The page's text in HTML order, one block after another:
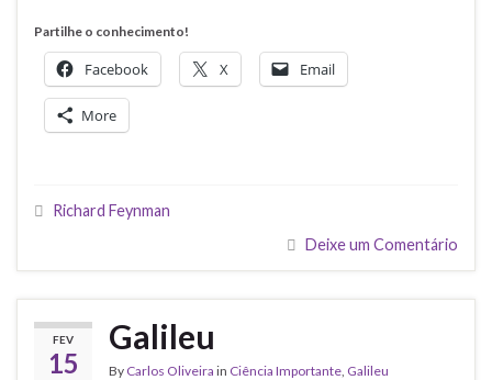
Partilhe o conhecimento!
Facebook X Email
More
Richard Feynman
Deixe um Comentário
FEV
15
Galileu
By Carlos Oliveira in Ciência Importante Galileu